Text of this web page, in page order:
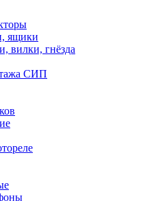
ящики
вилки, гнёзда
СИП